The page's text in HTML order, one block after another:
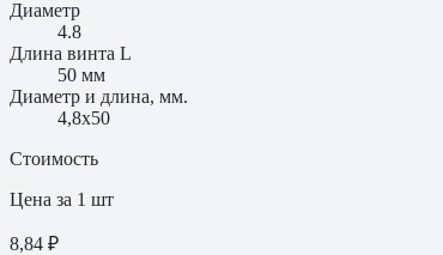
Диаметр
4.8
Длина винта L
50 мм
Диаметр и длина, мм.
4,8х50
Стоимость
Цена за 1 шт
8,84 ₽